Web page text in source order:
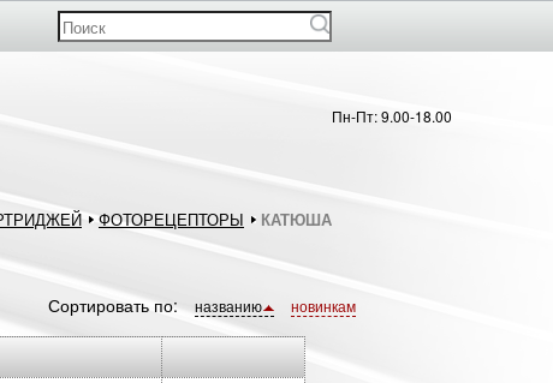
Пн-Пт: 9.00-18.00
ФОТОРЕЦЕПТОРЫ
КАТЮША
Сортировать по: названию новинкам